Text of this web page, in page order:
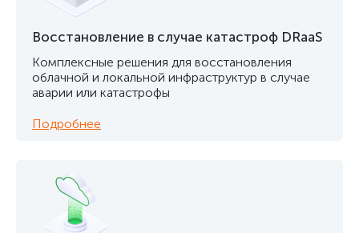
Восстановление в случае катастроф DRaaS
Комплексные решения для восстановления
облачной и локальной инфраструктур в случае
аварии или катастрофы
Подробнее